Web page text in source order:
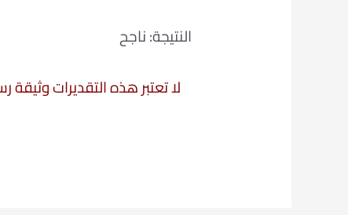
النتيجة: ناجح
لا تعتبر هذه التقديرات